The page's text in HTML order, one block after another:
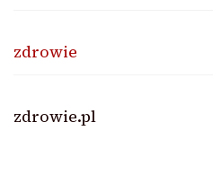
zdrowie
zdrowie.pl